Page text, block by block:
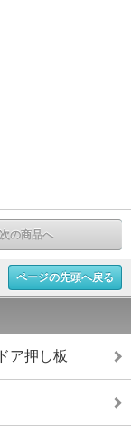
次の商品へ
ページの先頭へ戻る
ア押し板